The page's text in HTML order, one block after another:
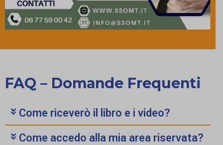
FAQ – Domande Frequenti
Come riceverò il libro e i video?
Come accedo alla mia area riservata?